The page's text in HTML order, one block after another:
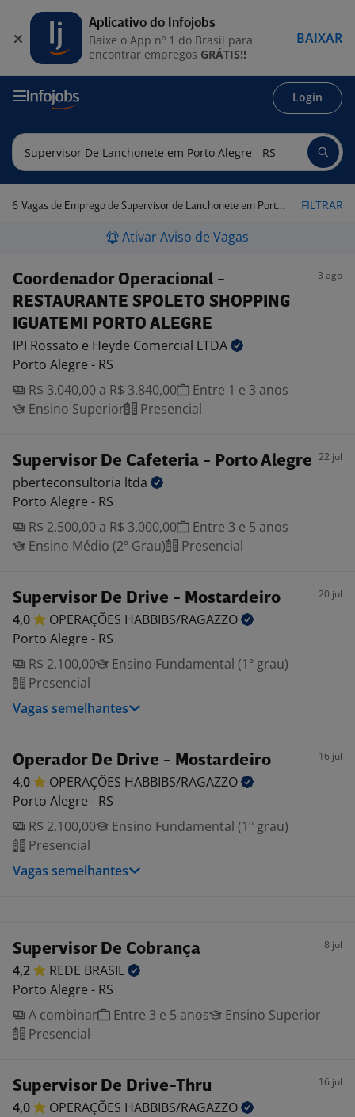
Login
6 Vagas de Emprego de Supervisor de Lanchonete em Porto Alegre - RS FILTRAR
Ativar Aviso de Vagas
Coordenador Operacional -
RESTAURANTE SPOLETO SHOPPING
IGUATEMI PORTO ALEGRE
3 ago
IPI Rossato e Heyde Comercial LTDA
Porto Alegre - RS
R$ 3.040,00 a R$ 3.840,00
Entre 1 e 3 anos
Ensino Superior
Presencial
Supervisor De Cafeteria - Porto Alegre 22 jul
pberteconsultoria ltda
Porto Alegre - RS
R$ 2.500,00 a R$ 3.000,00
Entre 3 e 5 anos
Ensino Médio (2º Grau)
Presencial
Supervisor De Drive - Mostardeiro 20 jul
4,0 OPERAÇÕES HABBIBS/RAGAZZO
Porto Alegre - RS
R$ 2.100,00
Ensino Fundamental (1º grau)
Presencial
Vagas semelhantes
Operador De Drive - Mostardeiro 16 jul
4,0 OPERAÇÕES HABBIBS/RAGAZZO
Porto Alegre - RS
R$ 2.100,00
Ensino Fundamental (1º grau)
Presencial
Vagas semelhantes
Supervisor De Cobrança 8 jul
4,2 REDE BRASIL
Porto Alegre - RS
A combinar
Entre 3 e 5 anos
Ensino Superior
Presencial
Supervisor De Drive-Thru 16 jul
4,0 OPERAÇÕES HABBIBS/RAGAZZO
Aplicativo do Infojobs
Baixe o App nº 1 do Brasil para
encontrar empregos GRÁTIS!!
BAIXAR